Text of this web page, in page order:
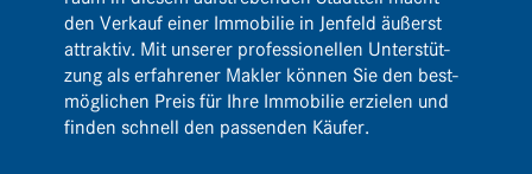
den Verkauf einer Immo­bilie in Jenfeld äußerst
attraktiv. Mit unserer profes­sio­nellen Unter­stüt­
zung als erfah­rener Makler können Sie den best­
mög­li­chen Preis für Ihre Immo­bilie erzielen und
finden schnell den passenden Käufer.